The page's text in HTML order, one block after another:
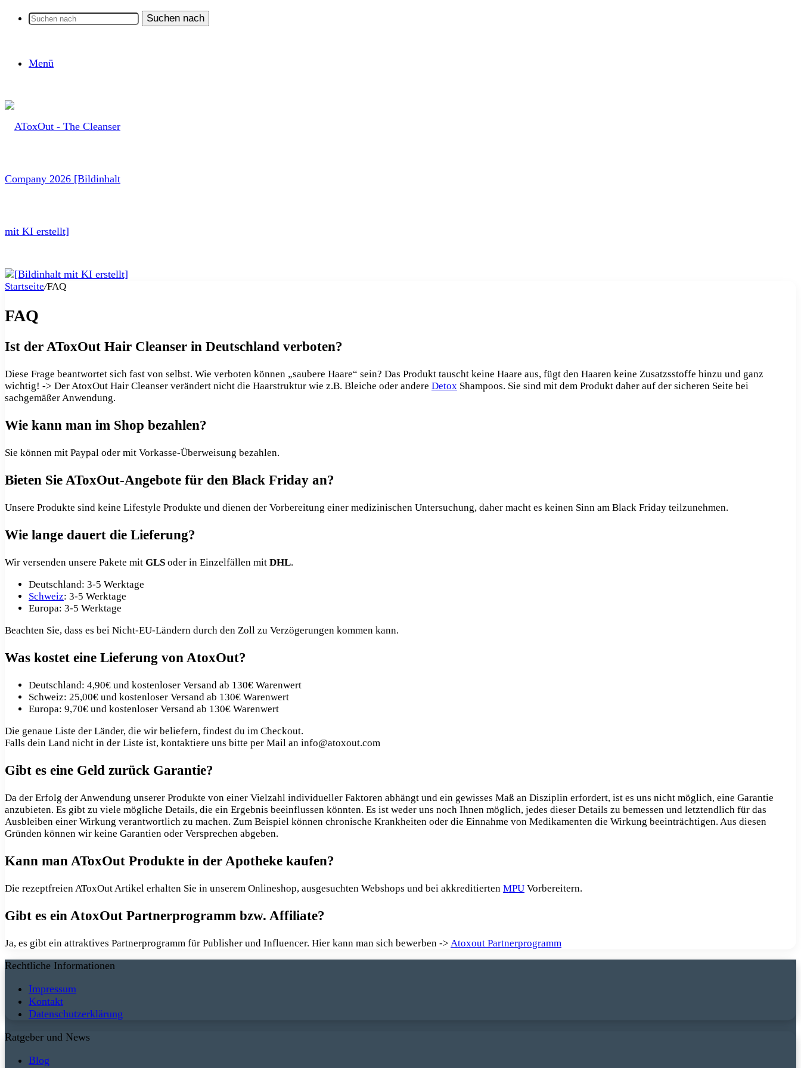
Suchen nach
Menü
Startseite/FAQ
FAQ
Ist der AToxOut Hair Cleanser in Deutschland verboten?
Diese Frage beantwortet sich fast von selbst. Wie verboten können „saubere Haare“ sein? Das Produkt tauscht keine Haare aus, fügt den Haaren keine Zusatzsstoffe hinzu und ganz
wichtig! -> Der AtoxOut Hair Cleanser verändert nicht die Haarstruktur wie z.B. Bleiche oder andere Detox Shampoos. Sie sind mit dem Produkt daher auf der sicheren Seite bei
sachgemäßer Anwendung.
Wie kann man im Shop bezahlen?
Sie können mit Paypal oder mit Vorkasse-Überweisung bezahlen.
Bieten Sie AToxOut-Angebote für den Black Friday an?
Unsere Produkte sind keine Lifestyle Produkte und dienen der Vorbereitung einer medizinischen Untersuchung, daher macht es keinen Sinn am Black Friday teilzunehmen.
Wie lange dauert die Lieferung?
Wir versenden unsere Pakete mit GLS oder in Einzelfällen mit DHL.
Deutschland: 3-5 Werktage
Schweiz: 3-5 Werktage
Europa: 3-5 Werktage
Beachten Sie, dass es bei Nicht-EU-Ländern durch den Zoll zu Verzögerungen kommen kann.
Was kostet eine Lieferung von AtoxOut?
Deutschland: 4,90€ und kostenloser Versand ab 130€ Warenwert
Schweiz: 25,00€ und kostenloser Versand ab 130€ Warenwert
Europa: 9,70€ und kostenloser Versand ab 130€ Warenwert
Die genaue Liste der Länder, die wir beliefern, findest du im Checkout.
Falls dein Land nicht in der Liste ist, kontaktiere uns bitte per Mail an info@atoxout.com
Gibt es eine Geld zurück Garantie?
Da der Erfolg der Anwendung unserer Produkte von einer Vielzahl individueller Faktoren abhängt und ein gewisses Maß an Disziplin erfordert, ist es uns nicht möglich, eine Garantie
anzubieten. Es gibt zu viele mögliche Details, die ein Ergebnis beeinflussen könnten. Es ist weder uns noch Ihnen möglich, jedes dieser Details zu bemessen und letztendlich für das
Ausbleiben einer Wirkung verantwortlich zu machen. Zum Beispiel können chronische Krankheiten oder die Einnahme von Medikamenten die Wirkung beeinträchtigen. Aus diesen
Gründen können wir keine Garantien oder Versprechen abgeben.
Kann man AToxOut Produkte in der Apotheke kaufen?
Die rezeptfreien AToxOut Artikel erhalten Sie in unserem Onlineshop, ausgesuchten Webshops und bei akkreditierten MPU Vorbereitern.
Gibt es ein AtoxOut Partnerprogramm bzw. Affiliate?
Ja, es gibt ein attraktives Partnerprogramm für Publisher und Influencer. Hier kann man sich bewerben -> Atoxout Partnerprogramm
Rechtliche Informationen
Impressum
Kontakt
Datenschutzerklärung
Ratgeber und News
Blog